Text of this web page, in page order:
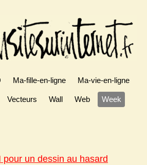
Ma-fille-en-ligne Ma-vie-en-ligne
Vecteurs Wall Web Week
pour un dessin au hasard